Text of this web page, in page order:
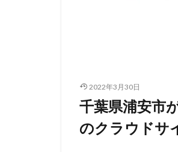
2022年3月30日
千葉県浦安市
のクラウドサ